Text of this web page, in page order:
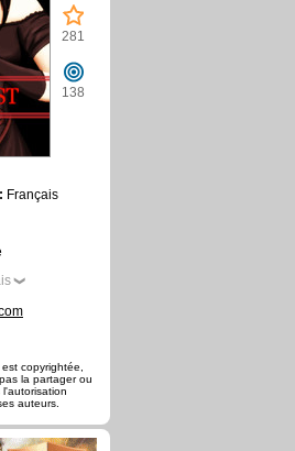
281
138
Français
copyrightée,
la partager ou
l'autorisation
auteurs.